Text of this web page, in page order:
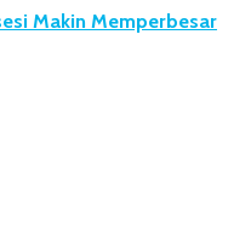
Makin Memperbesar